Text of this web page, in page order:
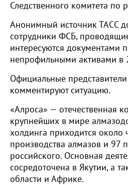
Следственного комитета по
Анонимный источник ТАСС
сотрудники ФСБ,
интересуются документами
непрофильными активами в
Официальные
комментируют ситуацию.
«Алроса» — отечественная
крупнейших в мире
холдинга приходится около
производства алмазов и 97
российского. Основная
сосредоточена в Якутии, а
области и Африке.